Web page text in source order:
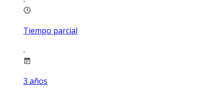
Tiempo parcial
3 años